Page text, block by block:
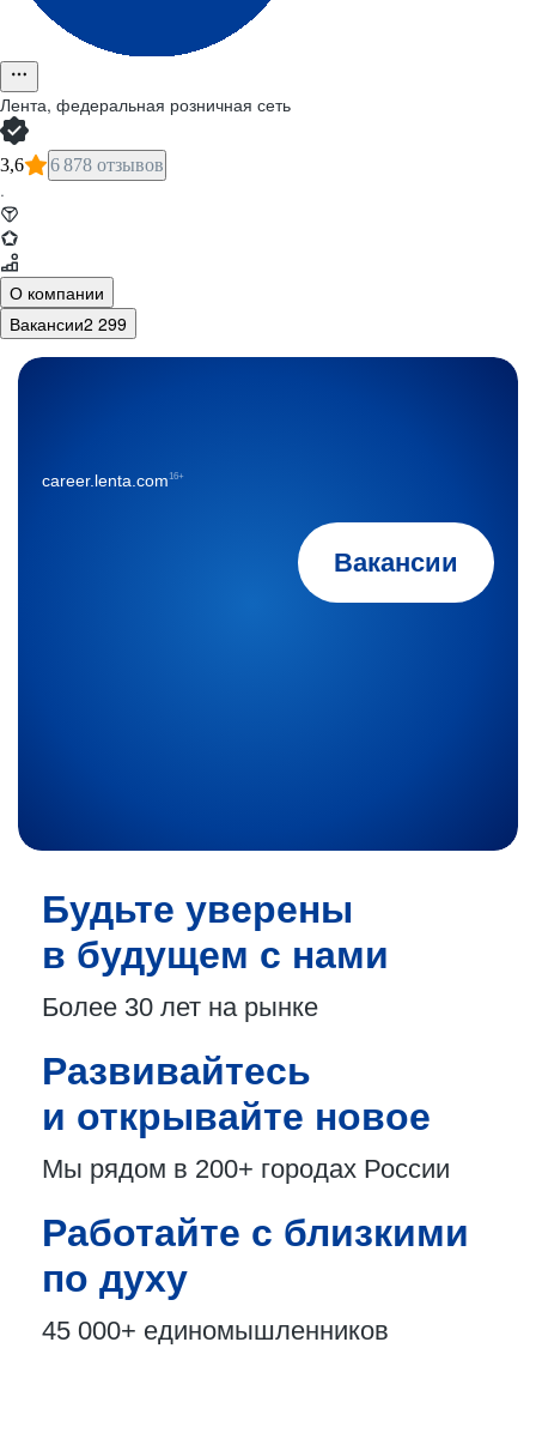
Лента, федеральная розничная сеть
3,6 6 878 отзывов
·
О компании
Вакансии2 299
Вакансии
career.lenta.com16+
Будьте уверены
в будущем с нами
Более 30 лет на рынке
Развивайтесь
и открывайте новое
Мы рядом в 200+ городах России
Работайте с близкими
по духу
45 000+ единомышленников